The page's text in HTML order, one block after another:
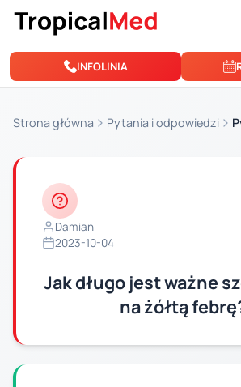
Przejdź do treści
INFOLINIA
Strona główna Pytania i odpowiedzi
Damian
2023-10-04
Jak długo jest ważne
na żółtą